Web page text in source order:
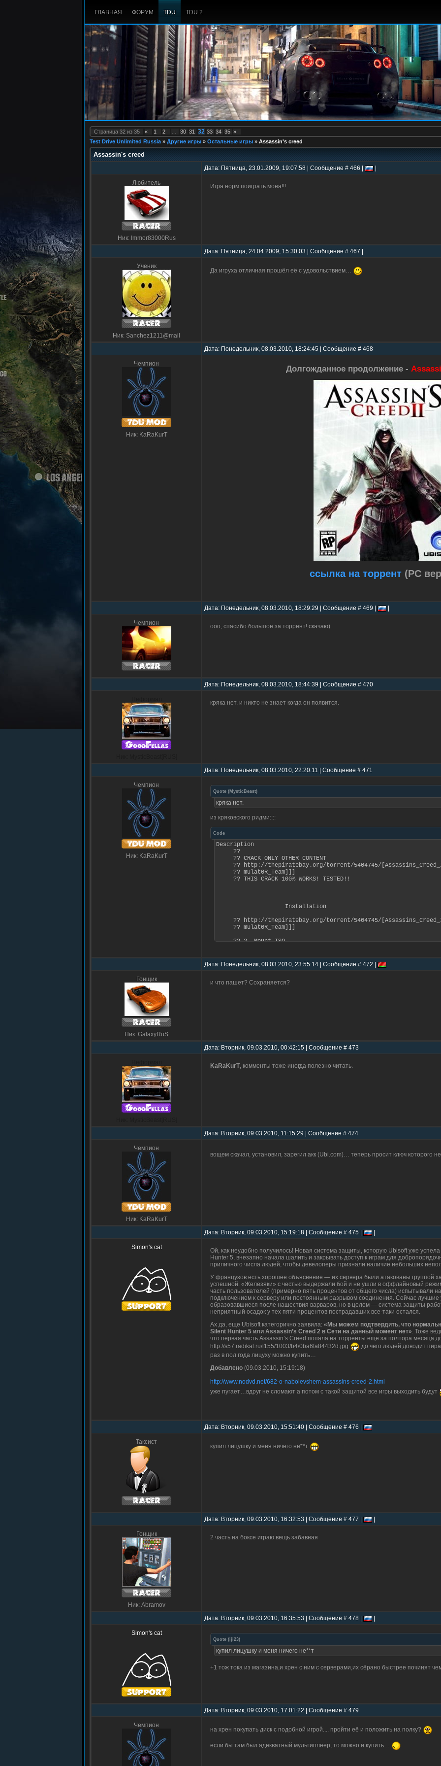
ГЛАВНАЯ ФОРУМ TDU TDU 2
Страница 32 из 35 « 1 2 30 31 32 33 34 35 »
Test Drive Unlimited Russia » Другие игры » Остальные игры » Assassin's creed
Assassin's creed
Дата: Пятница, 23.01.2009, 19:07:58 | Сообщение # 466 |
Любитель
Ник: Immor83000Rus
Игра норм поиграть мона!!!
Дата: Пятница, 24.04.2009, 15:30:03 | Сообщение # 467 |
Ученик
Ник: Sanchez1211@mail
Да игруха отличная прошёл её с удовольствием…
Дата: Понедельник, 08.03.2010, 18:24:45 | Сообщение # 468
Чемпион
Ник: KaRaKurT
Долгожданное продолжение -
ссылка на торрент (PC
Дата: Понедельник, 08.03.2010, 18:29:29 | Сообщение # 469 |
Чемпион ооо, спасибо большое за торрент! скачаю)
Дата: Понедельник, 08.03.2010, 18:44:39 | Сообщение # 470
кряка нет. и никто не знает когда он появится.
Дата: Понедельник, 08.03.2010, 22:20:11 | Сообщение # 471
Чемпион
Ник: KaRaKurT
Quote (MysticBeast)
кряка нет.
из кряковского ридми::::
Code
Description
??
?? CRACK ONLY OTHER CONTENT
?? http://thepiratebay.org/torrent/5404745/
?? mulat0R_Team]]]
?? THIS CRACK 100% WORKS! TESTED!!
Installation
?? http://thepiratebay.org/torrent/5404745/
?? mulat0R_Team]]]
?? 2. Mount ISO
?? 5. Reconnect your internet
?? 6. Apply the crack:
?? C:\Program Files (x86)\Ubisoft\Ubisoft
Дата: Понедельник, 08.03.2010, 23:55:14 | Сообщение # 472 |
Гонщик
Ник: GalaxyRuS
и что пашет? Сохраняется?
Дата: Вторник, 09.03.2010, 00:42:15 | Сообщение # 473
KaRaKurT, комменты тоже иногда полезно читать.
Дата: Вторник, 09.03.2010, 11:15:29 | Сообщение # 474
Чемпион
Ник: KaRaKurT
вощем скачал, установил, зарегил акк (Ubi.com)… теперь просит ключ которого
Дата: Вторник, 09.03.2010, 15:19:18 | Сообщение # 475 |
Simon's cat
Ой, как неудобно получилось! Новая система защиты, которую Ubisoft уже
Hunter 5, внезапно начала шалить и закрывать доступ к играм для
приличного числа людей, чтобы девелоперы признали наличие небольших
У французов есть хорошее объяснение — их сервера были атакованы группой
успешной. «Железяки» с честью выдержали бой и не ушли в оффлайновый
часть пользователей (примерно пять процентов от общего числа) испытывали
подключением к серверу или постоянным разрывом соединения. Сейчас
образовавшиеся после нашествия варваров, но в целом — система защиты
неприятный осадок у тех пяти процентов пострадавших все-таки остался.
Ах да, еще Ubisoft категорично заявила: «Мы можем подтвердить, что
Silent Hunter 5 или Assassin’s Creed 2 в Сети на данный момент нет». Тоже
что первая часть Assassin’s Creed попала на торренты еще за полтора месяца
http://s57.radikal.ru/i155/1003/b4/0ba6fa84432d.jpg
до чего людей доводит
раз в пол года лицуху можно купить…
Добавлено (09.03.2010, 15:19:18)
---------------------------------------------
http://www.nodvd.net/682-o-nabolevshem-assassins-creed-2.html
уже пугает…вдруг не сломают а потом с такой защитой все игры выходить будут
Дата: Вторник, 09.03.2010, 15:51:40 | Сообщение # 476 |
Таксист
купил лицушку и меня ничего не**т
Дата: Вторник, 09.03.2010, 16:32:53 | Сообщение # 477 |
Гонщик
Ник: Abramov
2 часть на боксе играю вещь забавная
Дата: Вторник, 09.03.2010, 16:35:53 | Сообщение # 478 |
Simon's cat
Quote (iji23)
купил лицушку и меня ничего не**т
+1 тож тока из магазина,и хрен с ним с серверами,их сёрано быстрее починят
Дата: Вторник, 09.03.2010, 17:01:22 | Сообщение # 479
Чемпион
на хрен покупать диск с подобной игрой.... пройти её и положить на полку?
если бы там был адекватный мультиплеер, то можно и купить…